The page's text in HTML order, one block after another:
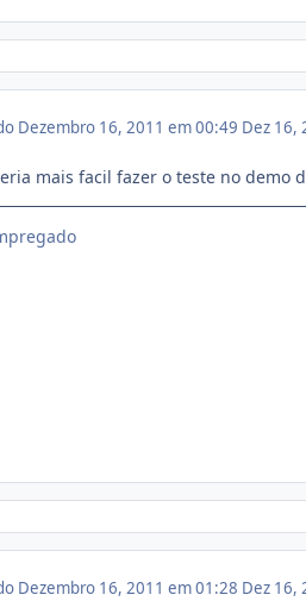
Dezembro 16, 2011 em 00:49 Dez 16,
mais facil fazer o teste no demo
Dezembro 16, 2011 em 01:28 Dez 16,